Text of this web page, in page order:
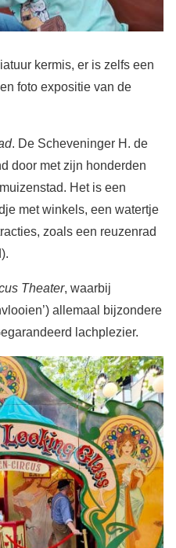
kermis, er is zelfs een
foto expositie van de
. De Scheveninger H. de
door met zijn honderden
Het is een
met winkels, een watertje
zoals een reuzenrad
Theater, waarbij
allemaal bijzondere
lachplezier.